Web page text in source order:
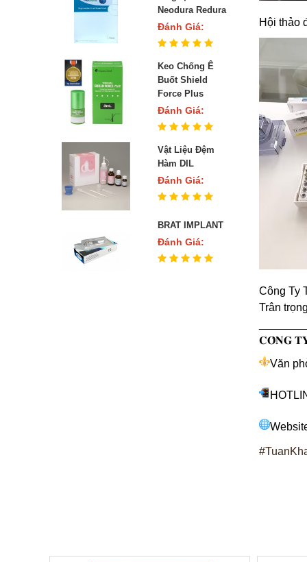
Neodura Redura
Đánh Giá:
Keo Chống Ê
Buốt Shield
Force Plus
Đánh Giá:
Vật Liệu Đệm
Hàm DIL
Đánh Giá:
BRAT IMPLANT
Đánh Giá:
Hội thảo
Công Ty
Trân
𝐂𝐎̂𝐍𝐆
Văn